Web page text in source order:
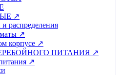
↗
распределения
↗
корпусе ↗
ПИТАНИЯ ↗
↗